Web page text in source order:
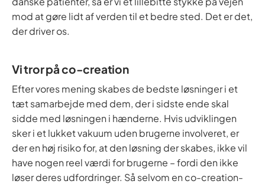
mod at gøre lidt af verden til et bedre sted. Det er det,
der driver os.
Vi tror på co-creation
Efter vores mening skabes de bedste løsninger i et
tæt samarbejde med dem, der i sidste ende skal
sidde med løsningen i hænderne. Hvis udviklingen
sker i et lukket vakuum uden brugerne involveret, er
der en høj risiko for, at den løsning der skabes, ikke vil
have nogen reel værdi for brugerne – fordi den ikke
løser deres udfordringer. Så selvom en co-creation-